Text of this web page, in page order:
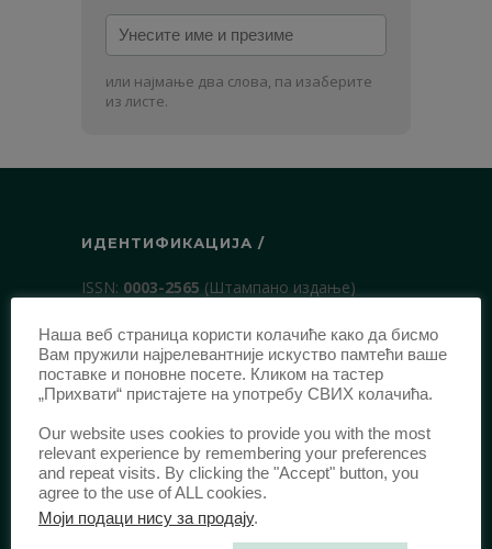
Унесите
име
и
презиме
или најмање два слова, па изаберите
из листе.
ИДЕНТИФИКАЦИЈА /
ISSN: 0003-2565 (Штампано издање)
DOI: 10.51204/Anali_PFBU_1906
Правни факултет Универзитета у
Београду
Булевар краља Александра 67
Наша веб страница користи колачиће како да бисмо
Вам пружили најрелевантније искуство памтећи ваше
поставке и поновне посете. Кликом на тастер
„Прихвати“ пристајете на употребу СВИХ колачића.
Our website uses cookies to provide you with the most
relevant experience by remembering your preferences
and repeat visits. By clicking the "Accept" button, you
agree to the use of ALL cookies.
Моји подаци нису за продају.